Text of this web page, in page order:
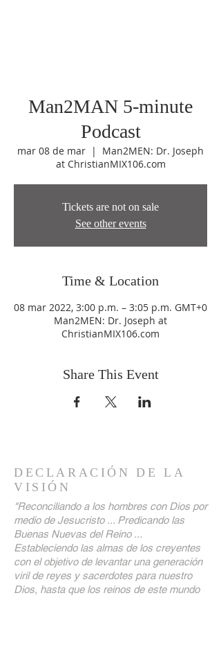
Man2MAN 5-minute
Podcast
mar 08 de mar
  |
Man2MEN: Dr. Joseph
at ChristianMIX106.com
Tickets are not on sale
See other events
Time & Location
08 mar 2022, 3:00 p.m. – 3:05 p.m. GMT+0
Man2MEN: Dr. Joseph at
ChristianMIX106.com
Share This Event
DECLARACIÓN DE LA
VISIÓN
"Reconciliando a los hombres con Dios por
medio de Jesucristo ... Predicando las
Buenas Nuevas del Reino ...
Estableciendo las almas de los creyentes
con el objetivo de levantar una generación
viril de reyes y sacerdotes para nuestro
Dios, hasta que los reinos de este mundo